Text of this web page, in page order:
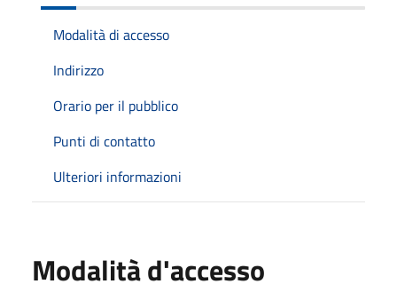
Modalità di accesso
Indirizzo
Orario per il pubblico
Punti di contatto
Ulteriori informazioni
Modalità d'accesso